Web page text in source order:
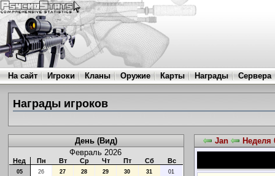
На сайт Игроки Кланы Оружие Карты Награды Сервера
Награды игроков
День (Вид)
Февраль 2026
Нед Пн Вт Ср Чт Пт Сб Вс
05 26 27 28 29 30 31 01
Jan Неделя